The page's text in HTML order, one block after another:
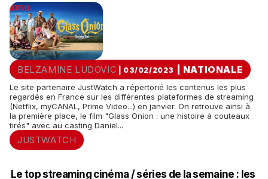
BELZAMINE LUDOVIC | 03/02/2023 NATIONALE
Le site partenaire JustWatch a répertorié les contenus les plus
regardés en France sur les différentes plateformes de streaming
(Netflix, myCANAL, Prime Video...) en janvier. On retrouve ainsi à
la première place, le film "Glass Onion : une histoire à couteaux
tirés" avec au casting Daniel...
JUSTWATCH
Le top streaming cinéma / séries de la semaine : les